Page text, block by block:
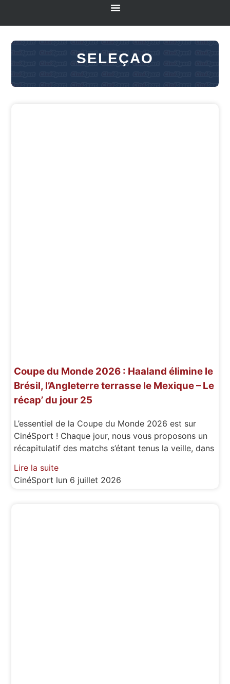
SELEÇAO
Coupe du Monde 2026 : Haaland élimine le
Brésil, l’Angleterre terrasse le Mexique – Le
récap’ du jour 25
L’essentiel de la Coupe du Monde 2026 est sur
CinéSport ! Chaque jour, nous vous proposons un
récapitulatif des matchs s’étant tenus la veille, dans
Lire la suite
CinéSport lun 6 juillet 2026